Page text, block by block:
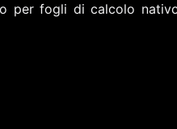
per fogli di calcolo